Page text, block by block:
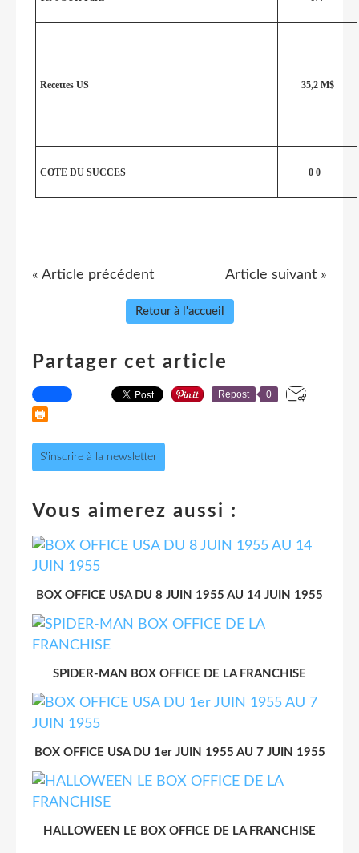
Recettes US 35,2 M$
COTE DU SUCCES 0 0
« Article précédent Article suivant »
Retour à l'accueil
Partager cet article
Repost 0
S'inscrire à la newsletter
Vous aimerez aussi :
BOX OFFICE USA DU 8 JUIN 1955 AU 14 JUIN 1955
SPIDER-MAN BOX OFFICE DE LA FRANCHISE
BOX OFFICE USA DU 1er JUIN 1955 AU 7 JUIN 1955
HALLOWEEN LE BOX OFFICE DE LA FRANCHISE